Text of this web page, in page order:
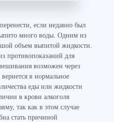
если недавно был
много воды. Одним из
объем выпитой жидкости.
противопоказаний для
возможен через
в нормальное
еды или жидкости
в крови алкоголя
так как в этом случае
стать причиной